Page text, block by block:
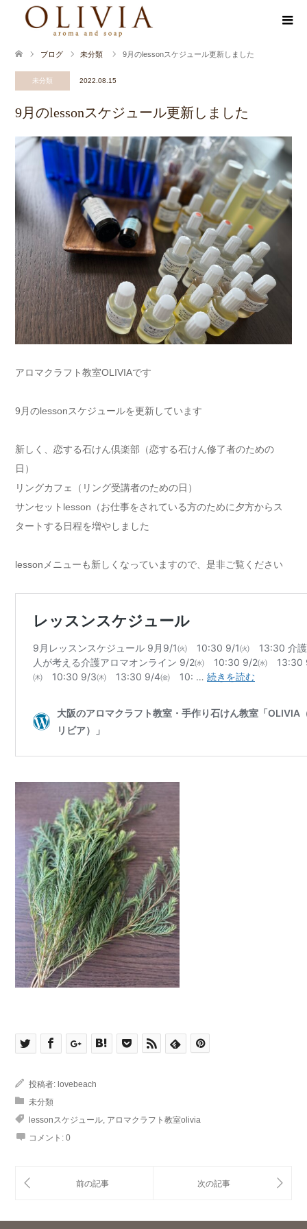
ブログ 未分類 9月のlessonスケジュール更新しました
未分類 2022.08.15
9月のlessonスケジュール更新しました
アロマクラフト教室OLIVIAです
9月のlessonスケジュールを更新しています
新しく、恋する石けん倶楽部（恋する石けん修了者のための
日）
リングカフェ（リング受講者のための日）
サンセットlesson（お仕事をされている方のために夕方からス
タートする日程を増やしました
lessonメニューも新しくなっていますので、是非ご覧ください
投稿者: lovebeach
未分類
lessonスケジュール, アロマクラフト教室olivia
コメント: 0